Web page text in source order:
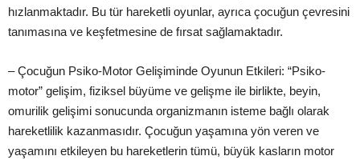
hızlanmaktadır. Bu tür hareketli oyunlar, ayrıca çocuğun çevresini
tanımasına ve keşfetmesine de fırsat sağlamaktadır.
– Çocuğun Psiko-Motor Gelişiminde Oyunun Etkileri: “Psiko-
motor” gelişim, fiziksel büyüme ve gelişme ile birlikte, beyin,
omurilik gelişimi sonucunda organizmanın isteme bağlı olarak
hareketlilik kazanmasıdır. Çocuğun yaşamına yön veren ve
yaşamını etkileyen bu hareketlerin tümü, büyük kasların motor